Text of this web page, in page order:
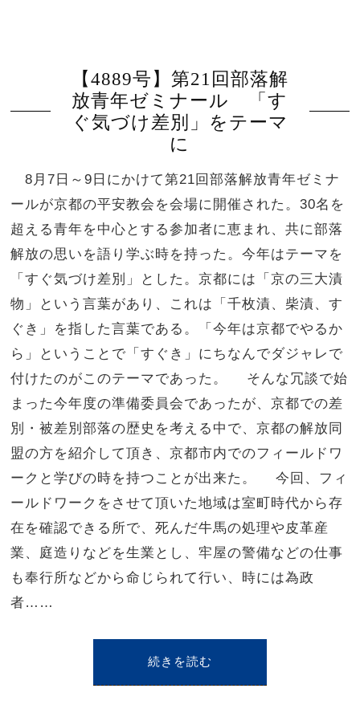
【4889号】第21回部落解
放青年ゼミナール 「す
ぐ気づけ差別」をテーマ
に
8月7日～9日にかけて第21回部落解放青年ゼミナ
ールが京都の平安教会を会場に開催された。30名を
超える青年を中心とする参加者に恵まれ、共に部落
解放の思いを語り学ぶ時を持った。今年はテーマを
「すぐ気づけ差別」とした。京都には「京の三大漬
物」という言葉があり、これは「千枚漬、柴漬、す
ぐき」を指した言葉である。「今年は京都でやるか
ら」ということで「すぐき」にちなんでダジャレで
付けたのがこのテーマであった。 そんな冗談で始
まった今年度の準備委員会であったが、京都での差
別・被差別部落の歴史を考える中で、京都の解放同
盟の方を紹介して頂き、京都市内でのフィールドワ
ークと学びの時を持つことが出来た。 今回、フィ
ールドワークをさせて頂いた地域は室町時代から存
在を確認できる所で、死んだ牛馬の処理や皮革産
業、庭造りなどを生業とし、牢屋の警備などの仕事
も奉行所などから命じられて行い、時には為政
者……
続きを読む